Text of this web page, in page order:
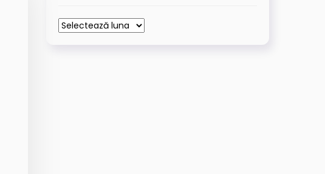
Arhive